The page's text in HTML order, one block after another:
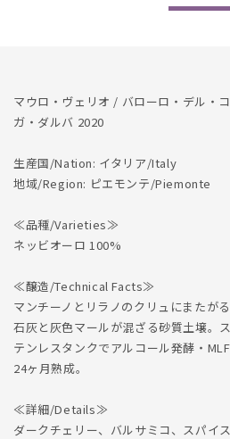
Comune
マウロ・ヴェリオ / バローロ・デル・
ガ・ダルバ 2020
生産国/Nation: イタリア/Italy
地域/Region: ピエモンテ/Piemonte
≪品種/Varieties≫
ネッビオーロ 100%
≪醸造/Technical Facts≫
マンチーノとリラノのクリュにまたが
石灰と灰色マールが混ざる砂質土壌。
テンレスタンクでアルコール発酵・
24ヶ月熟成。
≪詳細/Details≫
ダークチェリー、バルサミコ、スパイ